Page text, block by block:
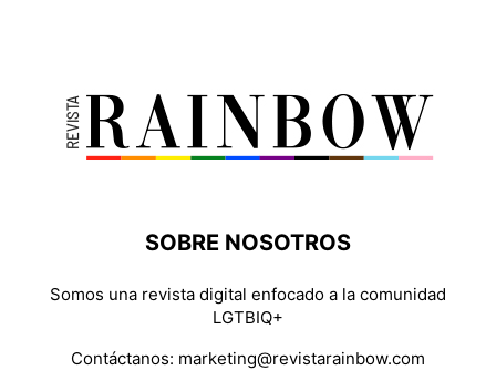
SOBRE NOSOTROS
Somos una revista digital enfocado a la comunidad
LGTBIQ+
Contáctanos: marketing@revistarainbow.com